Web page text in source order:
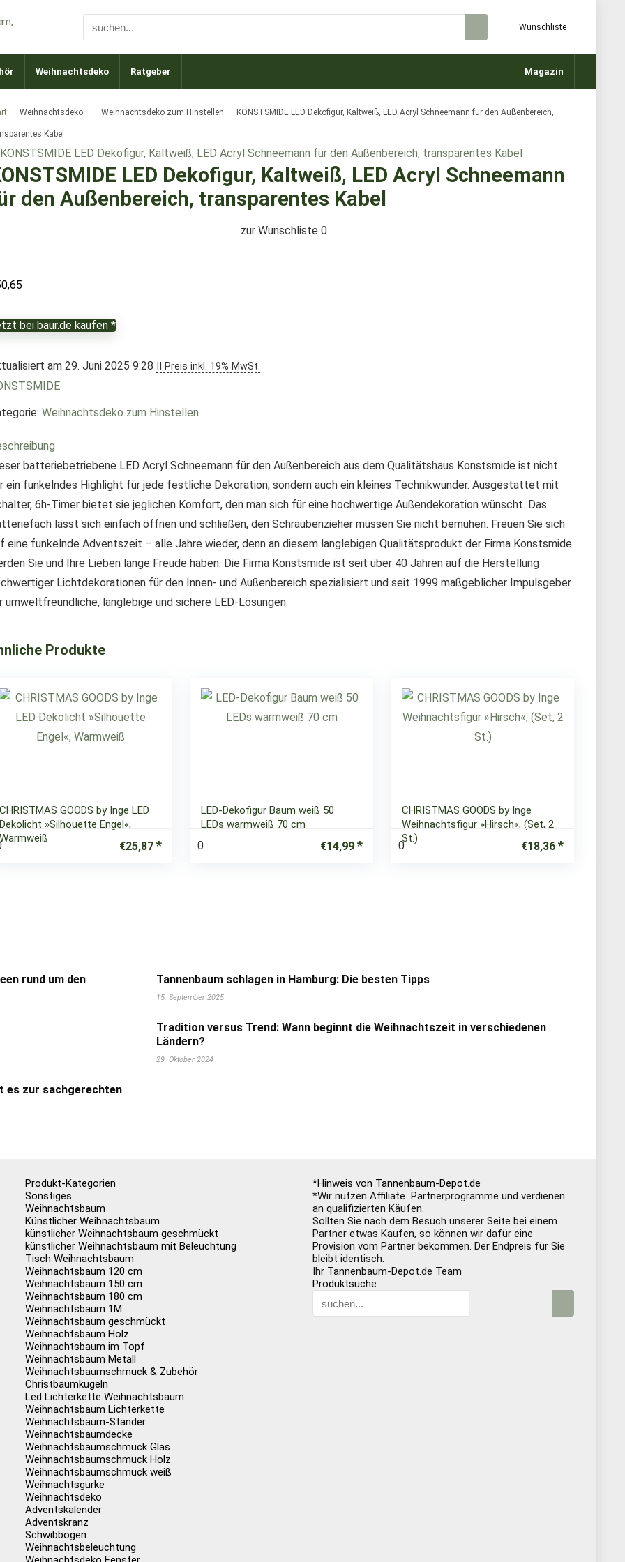
Wunschliste
Weihnachtsdeko Ratgeber Magazin
Weihnachtsdeko Weihnachtsdeko zum Hinstellen KONSTSMIDE LED Dekofigur, Kaltweiß, LED Acryl Schneemann für den Außenbereich,
Kabel
LED Dekofigur, Kaltweiß, LED Acryl Schneemann
den Außenbereich, transparentes Kabel
zur Wunschliste 0
bei baur.de kaufen *
am 29. Juni 2025 9:28 II Preis inkl. 19% MwSt.
Weihnachtsdeko zum Hinstellen
batteriebetriebene LED Acryl Schneemann für den Außenbereich aus dem Qualitätshaus Konstsmide ist nicht
ein funkelndes Highlight für jede festliche Dekoration, sondern auch ein kleines Technikwunder. Ausgestattet mit
6h-Timer bietet sie jeglichen Komfort, den man sich für eine hochwertige Außendekoration wünscht. Das
lässt sich einfach öffnen und schließen, den Schraubenzieher müssen Sie nicht bemühen. Freuen Sie sich
eine funkelnde Adventszeit – alle Jahre wieder, denn an diesem langlebigen Qualitätsprodukt der Firma Konstsmide
Sie und Ihre Lieben lange Freude haben. Die Firma Konstsmide ist seit über 40 Jahren auf die Herstellung
Lichtdekorationen für den Innen- und Außenbereich spezialisiert und seit 1999 maßgeblicher Impulsgeber
umweltfreundliche, langlebige und sichere LED-Lösungen.
Produkte
CHRISTMAS GOODS by Inge LED
Dekolicht »Silhouette Engel«,
Warmweiß
€25,87
LED-Dekofigur Baum weiß 50
LEDs warmweiß 70 cm
0 €14,99
CHRISTMAS GOODS by Inge
Weihnachtsfigur »Hirsch«, (Set, 2
St.)
0 €18,36
rund um den Tannenbaum schlagen in Hamburg: Die besten Tipps
15. September 2025
Tradition versus Trend: Wann beginnt die Weihnachtszeit in verschiedenen
Ländern?
29. Oktober 2024
es zur sachgerechten
Produkt-Kategorien
Sonstiges
Weihnachtsbaum
Künstlicher Weihnachtsbaum
künstlicher Weihnachtsbaum geschmückt
künstlicher Weihnachtsbaum mit Beleuchtung
Tisch Weihnachtsbaum
Weihnachtsbaum 120 cm
Weihnachtsbaum 150 cm
Weihnachtsbaum 180 cm
Weihnachtsbaum 1M
Weihnachtsbaum geschmückt
Weihnachtsbaum Holz
Weihnachtsbaum im Topf
Weihnachtsbaum Metall
Weihnachtsbaumschmuck & Zubehör
Christbaumkugeln
Led Lichterkette Weihnachtsbaum
Weihnachtsbaum Lichterkette
Weihnachtsbaum-Ständer
Weihnachtsbaumdecke
Weihnachtsbaumschmuck Glas
Weihnachtsbaumschmuck Holz
Weihnachtsbaumschmuck weiß
Weihnachtsgurke
Weihnachtsdeko
Adventskalender
Adventskranz
Schwibbogen
Weihnachtsbeleuchtung
*Hinweis von Tannenbaum-Depot.de
*Wir nutzen Affiliate Partnerprogramme und verdienen
an qualifizierten Käufen.
Sollten Sie nach dem Besuch unserer Seite bei einem
Partner etwas Kaufen, so können wir dafür eine
Provision vom Partner bekommen. Der Endpreis für Sie
bleibt identisch.
Ihr Tannenbaum-Depot.de Team
Produktsuche